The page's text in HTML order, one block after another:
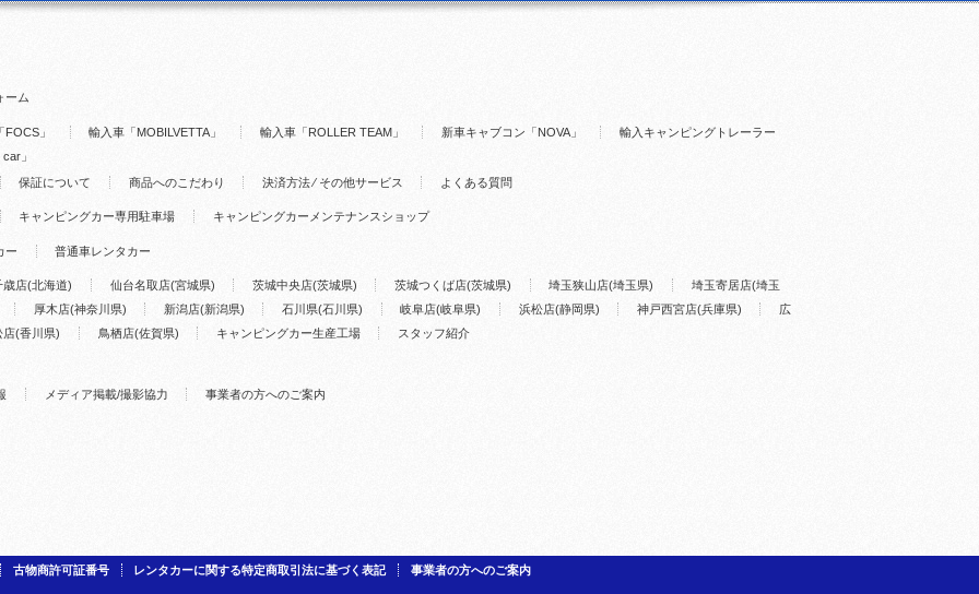
ーム
」 輸入車「MOBILVETTA」 輸入車「ROLLER TEAM」 新車キャブコン「NOVA」
輸入キャンピングトレーラー
」
保証について 商品へのこだわり 決済方法 ⁄ その他サービス よくある質問
キャンピングカー専用駐車場 キャンピングカーメンテナンスショップ
ー 普通車レンタカー
歳店(北海道) 仙台名取店(宮城県) 茨城中央店(茨城県) 茨城つくば店(茨城県) 埼玉狭山店(埼玉県)
埼玉寄居店(埼玉
厚木店(神奈川県) 新潟店(新潟県) 石川県(石川県) 岐阜店(岐阜県) 浜松店(静岡県) 神戸西宮店(兵庫県)
広
店(香川県) 鳥栖店(佐賀県) キャンピングカー生産工場 スタッフ紹介
メディア掲載/撮影協力 事業者の方へのご案内
古物商許可証番号 レンタカーに関する特定商取引法に基づく表記 事業者の方へのご案内